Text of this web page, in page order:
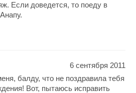
Если доведется, то поеду в
6 сентября 2011
балду, что не поздравила тебя
Вот, пытаюсь исправить